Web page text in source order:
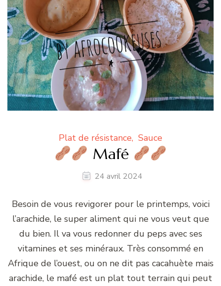
Plat de résistance Sauce
Mafé
24 avril 2024
Besoin de vous revigorer pour le printemps, voici
l’arachide, le super aliment qui ne vous veut que
du bien. Il va vous redonner du peps avec ses
vitamines et ses minéraux. Très consommé en
Afrique de l’ouest, ou on ne dit pas cacahuète mais
arachide, le mafé est un plat tout terrain qui peut